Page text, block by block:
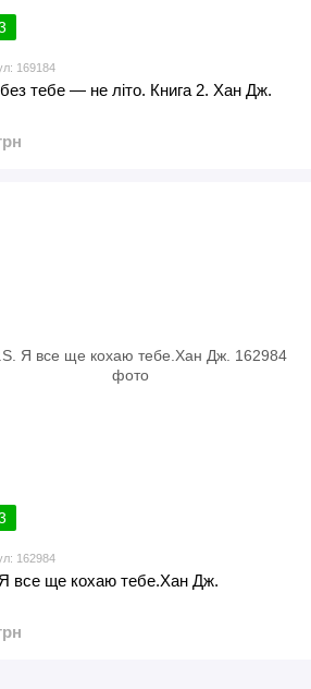
169184
без тебе — не літо. Книга 2. Хан Дж.
162984
все ще кохаю тебе.Хан Дж.